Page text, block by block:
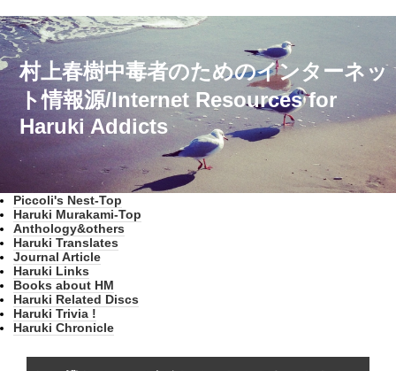
村上春樹中毒者のためのインターネッ
ト情報源/Internet Resources for
Haruki Addicts
Piccoli's Nest-Top
Haruki Murakami-Top
Anthology&others
Haruki Translates
Journal Article
Haruki Links
Books about HM
Haruki Related Discs
Haruki Trivia !
Haruki Chronicle